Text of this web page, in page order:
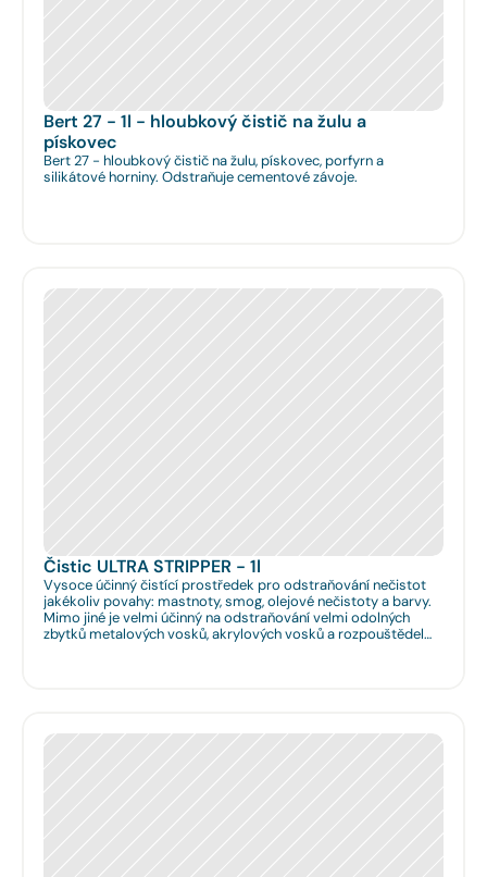
Bert 27 - 1l - hloubkový čistič na žulu a
pískovec
Bert 27 - hloubkový čistič na žulu, pískovec, porfyrn a
silikátové horniny. Odstraňuje cementové závoje.
Čistic ULTRA STRIPPER - 1l
Vysoce účinný čistící prostředek pro odstraňování nečistot
jakékoliv povahy: mastnoty, smog, olejové nečistoty a barvy.
Mimo jiné je velmi účinný na odstraňování velmi odolných
zbytků metalových vosků, akrylových vosků a rozpouštědel